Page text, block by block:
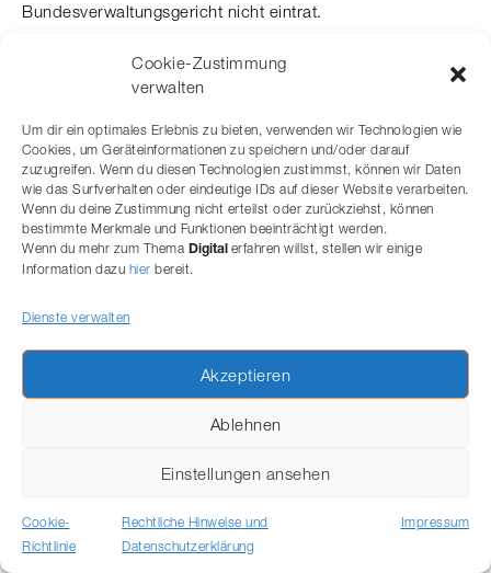
Cookie-Zustimmung
verwalten
Um dir ein optimales Erlebnis zu bieten, verwenden wir Technologien wie
Cookies, um Geräteinformationen zu speichern und/oder darauf
zuzugreifen. Wenn du diesen Technologien zustimmst, können wir Daten
wie das Surfverhalten oder eindeutige IDs auf dieser Website verarbeiten.
Wenn du deine Zustimmung nicht erteilst oder zurückziehst, können
bestimmte Merkmale und Funktionen beeinträchtigt werden.
Wenn du mehr zum Thema Digital erfahren willst, stellen wir einige
Information dazu hier bereit.
Dienste verwalten
Akzeptieren
Ablehnen
Einstellungen ansehen
Cookie-
Richtlinie
Rechtliche Hinweise und
Datenschutzerklärung
Impressum
Bundesverwaltungsgericht nicht eintrat.
Anwendbares Recht & Verfahren
Datenschutzgesetz(DSG, in Kraft seit 1. September 2023)
anwendbar ist. Entscheidend ist der Zeitpunkt der
Eröffnung der formellen Untersuchung; blosse informelle
Vorabklärungen und die Beantwortung von Anfragen
begründen noch keine hängige Untersuchung im Sinne
des Übergangsrechts.
Akteneinsichtsrecht verletzt, in dem sie ihr die Anzeigen
nur anonymisiert zugänglich gemacht hat. Das Gericht
erachtete das Vorgehen des EDÖB jedoch als
rechtmässig: Das öffentliche Interesse an einer
funktionierenden Datenschutzaufsicht überwiegt das
Hinweisgebenden.
MATERIELLE KERNPUNKTE
(DATENSCHUTZGRUNDSÄTZE UND